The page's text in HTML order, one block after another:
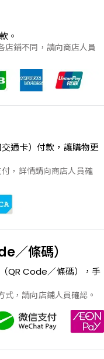
。
店鋪不同，請向商店人員
通卡）付款，讓購物更
，詳情請向商店人員確
／條碼）
QR Code／條碼），手
，請向店鋪人員確認。